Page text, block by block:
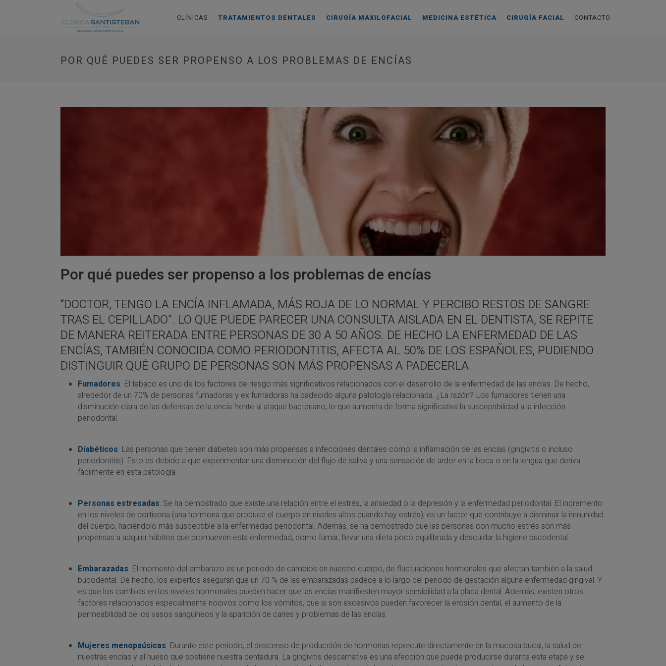
CLÍNICAS TRATAMIENTOS DENTALES CIRUGÍA MAXILOFACIAL MEDICINA ESTÉTICA CIRUGÍA FACIAL CONTACTO
POR QUÉ PUEDES SER PROPENSO A LOS PROBLEMAS DE ENCÍAS
Por qué puedes ser propenso a los problemas de encías
“DOCTOR, TENGO LA ENCÍA INFLAMADA, MÁS ROJA DE LO NORMAL Y PERCIBO RESTOS DE SANGRE
TRAS EL CEPILLADO”. LO QUE PUEDE PARECER UNA CONSULTA AISLADA EN EL DENTISTA, SE REPITE
DE MANERA REITERADA ENTRE PERSONAS DE 30 A 50 AÑOS. DE HECHO LA ENFERMEDAD DE LAS
ENCÍAS, TAMBIÉN CONOCIDA COMO PERIODONTITIS, AFECTA AL 50% DE LOS ESPAÑOLES, PUDIENDO
DISTINGUIR QUÉ GRUPO DE PERSONAS SON MÁS PROPENSAS A PADECERLA.
Fumadores. El tabaco es uno de los factores de riesgo más significativos relacionados con el desarrollo de la enfermedad de las encías. De hecho,
alrededor de un 70% de personas fumadoras y ex fumadoras ha padecido alguna patología relacionada. ¿La razón? Los fumadores tienen una
disminución clara de las defensas de la encía frente al ataque bacteriano, lo que aumenta de forma significativa la susceptibilidad a la infección
periodontal.
Diabéticos. Las personas que tienen diabetes son más propensas a infecciones dentales como la inflamación de las encías (gingivitis o incluso
periodontitis). Esto es debido a que experimentan una disminución del flujo de saliva y una sensación de ardor en la boca o en la lengua que deriva
fácilmente en esta patología.
Personas estresadas. Se ha demostrado que existe una relación entre el estrés, la ansiedad o la depresión y la enfermedad periodontal. El incremento
en los niveles de cortisona (una hormona que produce el cuerpo en niveles altos cuando hay estrés), es un factor que contribuye a disminuir la inmunidad
del cuerpo, haciéndolo más susceptible a la enfermedad periodontal. Además, se ha demostrado que las personas con mucho estrés son más
propensas a adquirir hábitos que promueven esta enfermedad, como fumar, llevar una dieta poco equilibrada y descuidar la higiene bucodental.
Embarazadas. El momento del embarazo es un periodo de cambios en nuestro cuerpo, de fluctuaciones hormonales que afectan también a la salud
bucodental. De hecho, los expertos aseguran que un 70 % de las embarazadas padece a lo largo del periodo de gestación alguna enfermedad gingival. Y
es que los cambios en los niveles hormonales pueden hacer que las encías manifiesten mayor sensibilidad a la placa dental. Además, existen otros
factores relacionados especialmente nocivos como los vómitos, que si son excesivos pueden favorecer la erosión dental, el aumento de la
permeabilidad de los vasos sanguíneos y la aparición de caries y problemas de las encías.
Mujeres menopaúsicas. Durante este periodo, el descenso de producción de hormonas repercute directamente en la mucosa bucal, la salud de
nuestras encías y el hueso que sostiene nuestra dentadura. La gingivitis descamativa es una afección que puede producirse durante esta etapa y se